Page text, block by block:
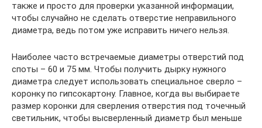
также и просто для проверки указанной информации,
чтобы случайно не сделать отверстие неправильного
диаметра, ведь потом уже исправить ничего нельзя.
Наиболее часто встречаемые диаметры отверстий под
споты – 60 и 75 мм. Чтобы получить дырку нужного
диаметра следует использовать специальное сверло –
коронку по гипсокартону. Главное, когда вы выбираете
размер коронки для сверления отверстия под точечный
светильник, чтобы высверленный диаметр был меньше